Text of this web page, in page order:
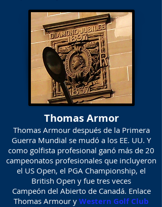
Thomas Armor
Thomas Armour después de la Primera
Guerra Mundial se mudó a los EE. UU. Y
como golfista profesional ganó más de 20
campeonatos profesionales que incluyeron
el US Open, el PGA Championship, el
British Open y fue tres veces
Campeón del Abierto de Canadá. Enlace
Thomas Armour y Western Golf Club